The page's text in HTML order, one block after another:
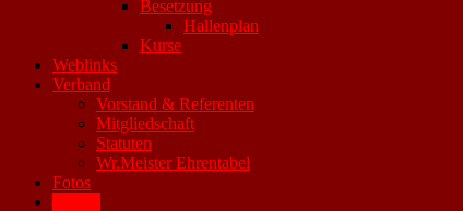
Besetzung
Hallenplan
Kurse
Weblinks
Verband
Vorstand & Referenten
Mitgliedschaft
Statuten
Wr.Meister Ehrentabel
Fotos